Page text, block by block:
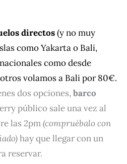
directos(y no muy
como Yakarta o Bali,
como desde
volamos a Bali por 80€.
dos opciones,barco
público sale una vez al
las 2pm(compruébalo con
hay que llegar con un
reservar.